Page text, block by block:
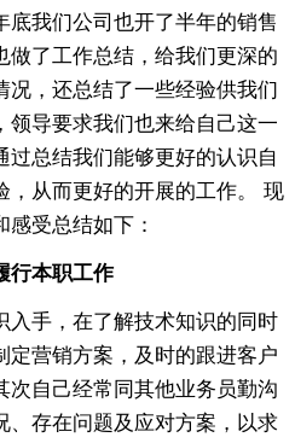
我们公司也开了半年的销售
做了工作总结，给我们更深的
况，还总结了一些经验供我们
领导要求我们也来给自己这一
过总结我们能够更好的认识自
，从而更好的开展的工作。 现
受总结如下：
本职工作
手，在了解技术知识的同时
定营销方案，及时的跟进客户
次自己经常同其他业务员勤沟
、存在问题及应对方案，以求